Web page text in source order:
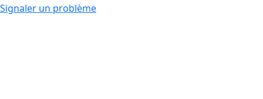
Signaler un problème